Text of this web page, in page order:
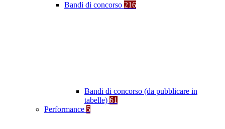
Bandi di concorso 216
Bandi di concorso (da pubblicare in
tabelle) 61
Performance 5